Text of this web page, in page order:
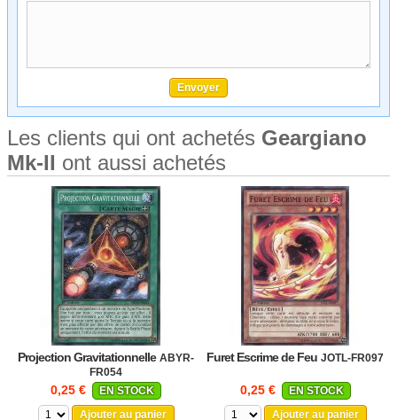
Les clients qui ont achetés Geargiano
Mk-II ont aussi achetés
Projection Gravitationnelle ABYR-
FR054
0,25 €
EN STOCK
Ajouter au panier
Furet Escrime de Feu JOTL-FR097
0,25 €
EN STOCK
Ajouter au panier